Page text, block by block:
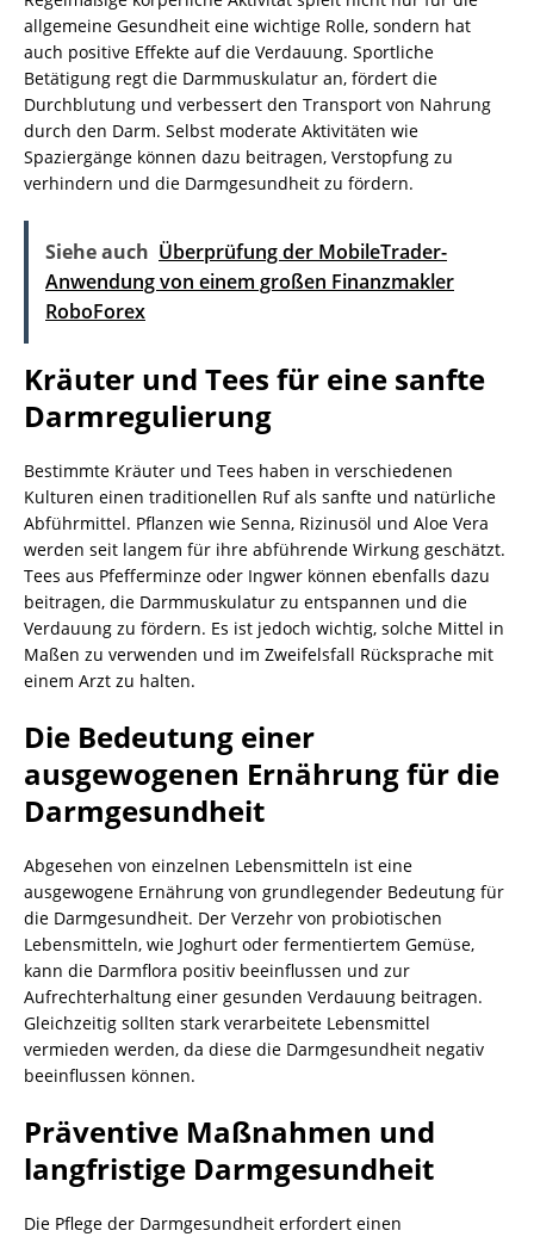
allgemeine Gesundheit eine wichtige Rolle, sondern hat
auch positive Effekte auf die Verdauung. Sportliche
Betätigung regt die Darmmuskulatur an, fördert die
Durchblutung und verbessert den Transport von Nahrung
durch den Darm. Selbst moderate Aktivitäten wie
Spaziergänge können dazu beitragen, Verstopfung zu
verhindern und die Darmgesundheit zu fördern.
Siehe auch Überprüfung der MobileTrader-
Anwendung von einem großen Finanzmakler
RoboForex
Kräuter und Tees für eine sanfte
Darmregulierung
Bestimmte Kräuter und Tees haben in verschiedenen
Kulturen einen traditionellen Ruf als sanfte und natürliche
Abführmittel. Pflanzen wie Senna, Rizinusöl und Aloe Vera
werden seit langem für ihre abführende Wirkung geschätzt.
Tees aus Pfefferminze oder Ingwer können ebenfalls dazu
beitragen, die Darmmuskulatur zu entspannen und die
Verdauung zu fördern. Es ist jedoch wichtig, solche Mittel in
Maßen zu verwenden und im Zweifelsfall Rücksprache mit
einem Arzt zu halten.
Die Bedeutung einer
ausgewogenen Ernährung für die
Darmgesundheit
Abgesehen von einzelnen Lebensmitteln ist eine
ausgewogene Ernährung von grundlegender Bedeutung für
die Darmgesundheit. Der Verzehr von probiotischen
Lebensmitteln, wie Joghurt oder fermentiertem Gemüse,
kann die Darmflora positiv beeinflussen und zur
Aufrechterhaltung einer gesunden Verdauung beitragen.
Gleichzeitig sollten stark verarbeitete Lebensmittel
vermieden werden, da diese die Darmgesundheit negativ
beeinflussen können.
Präventive Maßnahmen und
langfristige Darmgesundheit
Die Pflege der Darmgesundheit erfordert einen